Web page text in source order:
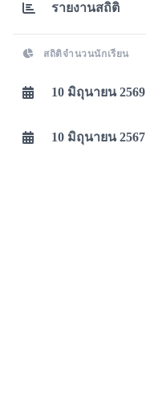
รายงานสถิติ
สถิติจำนวนนักเรียน
10 มิถุนายน 2569
10 มิถุนายน 2567